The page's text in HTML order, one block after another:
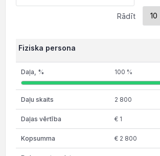
Rādīt
Fiziska persona
100 %
2 800
€ 1
€ 2 800